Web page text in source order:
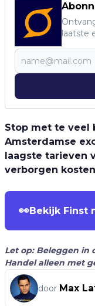
laatste
Stop met te veel
Amsterdamse
laagste tarieven
verborgen
👀Bekijk Finst
Let op: Beleggen in
Handel alleen met
door Max